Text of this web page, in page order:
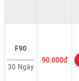
F90
30 Ngày
90.000đ